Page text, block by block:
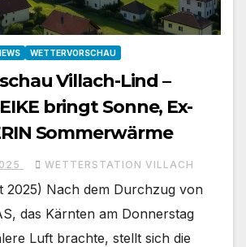
WETTERVORSCHAU
Villach-Lind –
bringt Sonne, Ex-
Sommerwärme
WETTERSTATION VILLACH
2025) Nach dem Durchzug von
das Kärnten am Donnerstag
Luft brachte, stellt sich die